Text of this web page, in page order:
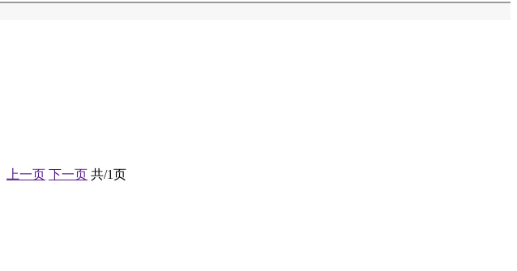
上一页 下一页 共/1页